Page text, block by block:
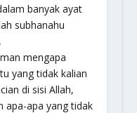
banyak ayat
subhanahu
mengapa
yang tidak kalian
di sisi Allah,
apa-apa yang tidak